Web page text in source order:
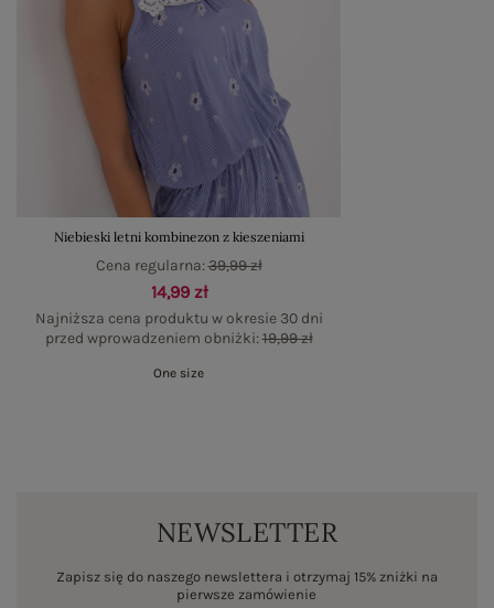
Niebieski letni kombinezon z kieszeniami
14,99 zł
Najniższa cena produktu w okresie 30 dni
przed wprowadzeniem obniżki:19,99 zł
Cena regularna:39,99 zł
One size
NEWSLETTER
Zapisz się do naszego newslettera i otrzymaj 15% zniżki na
pierwsze zamówienie